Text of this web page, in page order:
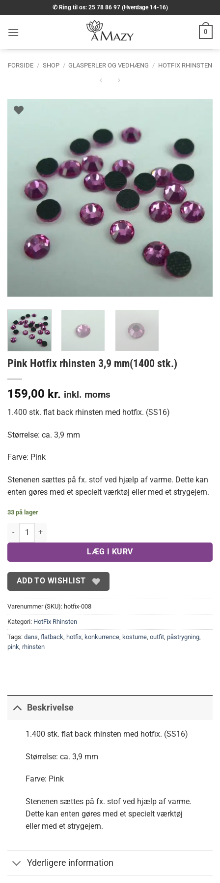
til
indhold
✆ Ring til os: 25 78 86 97 (Hverdage 14-16)
0
FORSIDE / SHOP / GLASPERLER OG VEDHÆNG / HOTFIX RHINSTEN
Pink Hotfix rhinsten 3,9 mm(1400 stk.)
159,00 kr. inkl. moms
1.400 stk. flat back rhinsten med hotfix. (SS16)
Størrelse: ca. 3,9 mm
Farve: Pink
Stenenen sættes på fx. stof ved hjælp af varme. Dette kan
enten gøres med et specielt værktøj eller med et strygejern.
33 på lager
Pink Hotfix rhinsten 3,9 mm(1400 stk.) antal
LÆG I KURV
ADD TO WISHLIST
Varenummer (SKU): hotfix-008
Kategori: HotFix Rhinsten
Tags: dans flatback hotfix konkurrence kostume outfit påstrygning
pink rhinsten
Beskrivelse
1.400 stk. flat back rhinsten med hotfix. (SS16)
Størrelse: ca. 3,9 mm
Farve: Pink
Stenenen sættes på fx. stof ved hjælp af varme.
Dette kan enten gøres med et specielt værktøj
eller med et strygejern.
Yderligere information